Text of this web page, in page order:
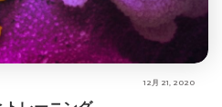
12月 21, 2020